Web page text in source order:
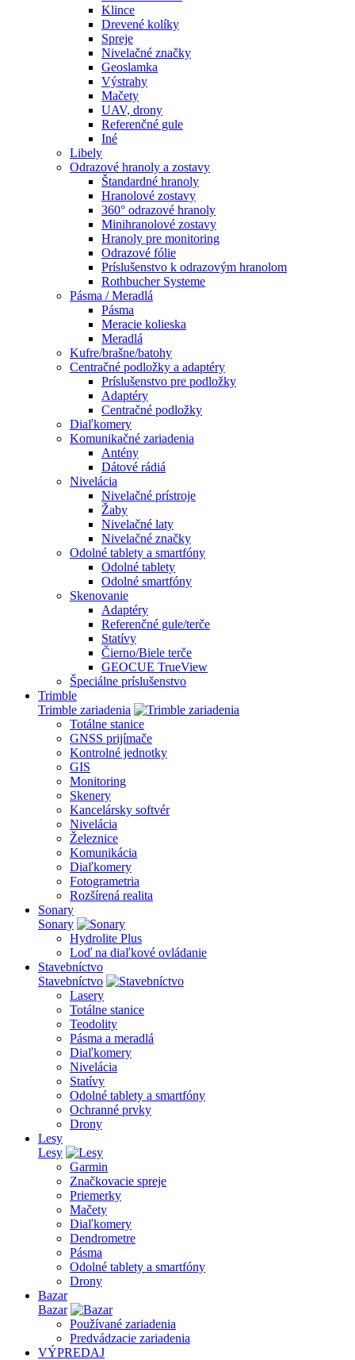
Klince
Drevené kolíky
Spreje
Nivelačné značky
Geoslamka
Výstrahy
Mačety
UAV, drony
Referenčné gule
Iné
Libely
Odrazové hranoly a zostavy
Štandardné hranoly
Hranolové zostavy
360° odrazové hranoly
Minihranolové zostavy
Hranoly pre monitoring
Odrazové fólie
Príslušenstvo k odrazovým hranolom
Rothbucher Systeme
Pásma / Meradlá
Pásma
Meracie kolieska
Meradlá
Kufre/brašne/batohy
Centračné podložky a adaptéry
Príslušenstvo pre podložky
Adaptéry
Centračné podložky
Diaľkomery
Komunikačné zariadenia
Antény
Dátové rádiá
Nivelácia
Nivelačné prístroje
Žaby
Nivelačné laty
Nivelačné značky
Odolné tablety a smartfóny
Odolné tablety
Odolné smartfóny
Skenovanie
Adaptéry
Referenčné gule/terče
Statívy
Čierno/Biele terče
GEOCUE TrueView
Špeciálne príslušenstvo
Trimble
Trimble zariadenia
Totálne stanice
GNSS prijímače
Kontrolné jednotky
GIS
Monitoring
Skenery
Kancelársky softvér
Nivelácia
Železnice
Komunikácia
Diaľkomery
Fotogrametria
Rozšírená realita
Sonary
Sonary
Hydrolite Plus
Loď na diaľkové ovládanie
Stavebníctvo
Stavebníctvo
Lasery
Totálne stanice
Teodolity
Pásma a meradlá
Diaľkomery
Nivelácia
Statívy
Odolné tablety a smartfóny
Ochranné prvky
Drony
Lesy
Lesy
Garmin
Značkovacie spreje
Priemerky
Mačety
Diaľkomery
Dendrometre
Pásma
Odolné tablety a smartfóny
Drony
Bazar
Bazar
Používané zariadenia
Predvádzacie zariadenia
VÝPREDAJ